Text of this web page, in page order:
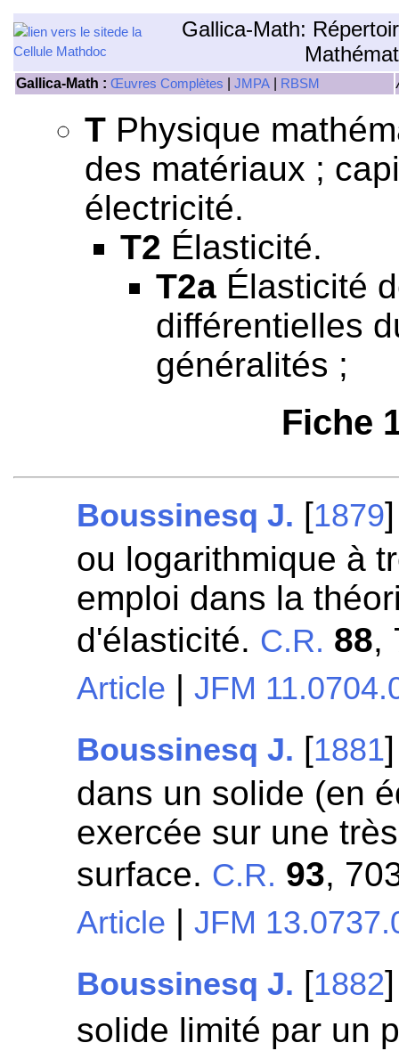
Gallica-Math:
Gallica-Math : Œuvres Complètes JMPA RBSM
T Physique
des matériaux ;
électricité.
T2 Élasticité.
T2a Élasticité
différentielles
généralités ;
Fiche
Boussinesq J. [1879
ou logarithmique à
emploi dans la
d'élasticité. C.R. 88,
Article |JFM
Boussinesq J. [1881
dans un solide (en
exercée sur une
surface. C.R. 93,
Article |JFM
Boussinesq J. [1882
solide limité par un